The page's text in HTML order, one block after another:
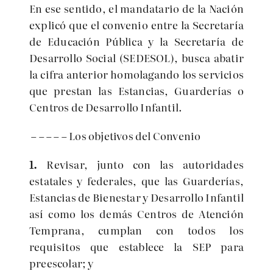
En ese sentido, el mandatario de la Nación
explicó que el convenio entre la Secretaría
de Educación Pública y la Secretaría de
Desarrollo Social (SEDESOL), busca abatir
la cifra anterior homolagando los servicios
que prestan las Estancias, Guarderías o
Centros de Desarrollo Infantil.
– – – – – Los objetivos del Convenio
1. Revisar, junto con las autoridades
estatales y federales, que las Guarderías,
Estancias de Bienestar y Desarrollo Infantil
así como los demás Centros de Atención
Temprana, cumplan con todos los
requisitos que establece la SEP para
preescolar; y